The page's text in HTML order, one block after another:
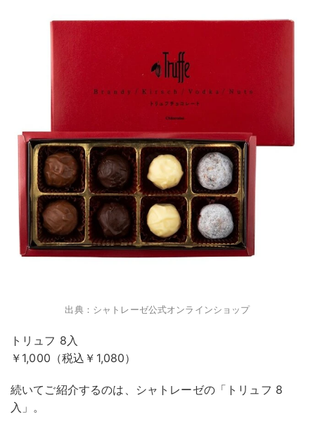
出典：シャトレーゼ公式オンラインショップ
トリュフ 8入
￥1,000（税込￥1,080）
続いてご紹介するのは、シャトレーゼの「トリュフ 8
入」。